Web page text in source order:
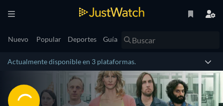
Nuevo Popular Deportes Guía
Actualmente disponible en 3 plataformas.